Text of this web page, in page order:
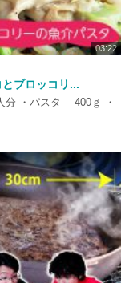
03:22
ブロッコリ...
分 ・パスタ 400ｇ ・